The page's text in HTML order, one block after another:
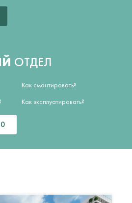
ОТДЕЛ
Как смонтировать?
Как эксплуатировать?